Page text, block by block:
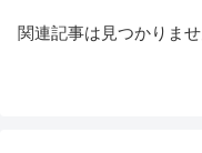
関連記事は見つかりませ